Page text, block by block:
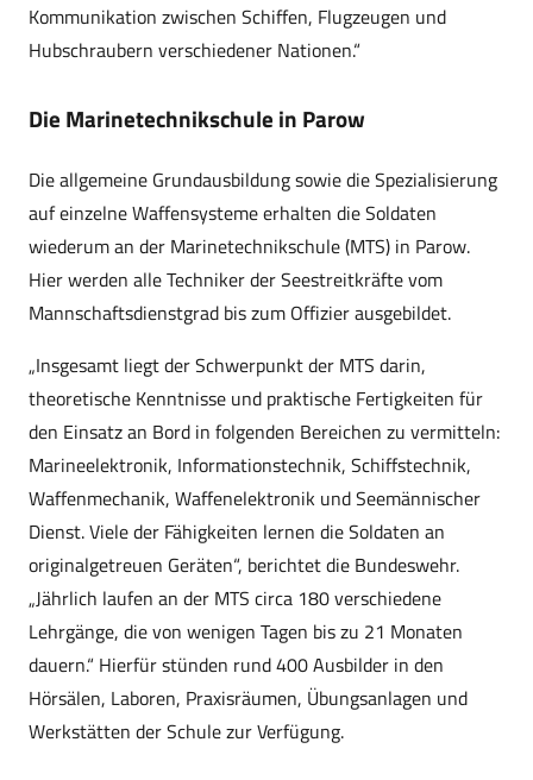
Kommunikation zwischen Schiffen, Flugzeugen und
Hubschraubern verschiedener Nationen.“
Die Marinetechnikschule in Parow
Die allgemeine Grundausbildung sowie die Spezialisierung
auf einzelne Waffensysteme erhalten die Soldaten
wiederum an der Marinetechnikschule (MTS) in Parow.
Hier werden alle Techniker der Seestreitkräfte vom
Mannschaftsdienstgrad bis zum Offizier ausgebildet.
„Insgesamt liegt der Schwerpunkt der MTS darin,
theoretische Kenntnisse und praktische Fertigkeiten für
den Einsatz an Bord in folgenden Bereichen zu vermitteln:
Marineelektronik, Informationstechnik, Schiffstechnik,
Waffenmechanik, Waffenelektronik und Seemännischer
Dienst. Viele der Fähigkeiten lernen die Soldaten an
originalgetreuen Geräten“, berichtet die Bundeswehr.
„Jährlich laufen an der MTS circa 180 verschiedene
Lehrgänge, die von wenigen Tagen bis zu 21 Monaten
dauern.“ Hierfür stünden rund 400 Ausbilder in den
Hörsälen, Laboren, Praxisräumen, Übungsanlagen und
Werkstätten der Schule zur Verfügung.